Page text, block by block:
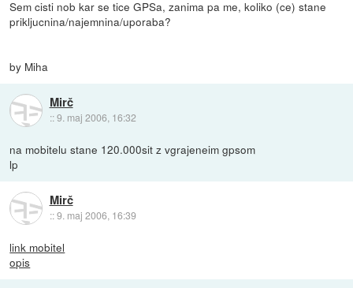
Sem cisti nob kar se tice GPSa, zanima pa me, koliko (ce) stane
prikljucnina/najemnina/uporaba?
by Miha
Mirč
::9. maj 2006, 16:32
na mobitelu stane 120.000sit z vgrajeneim gpsom
lp
Mirč
::9. maj 2006, 16:39
link mobitel
opis